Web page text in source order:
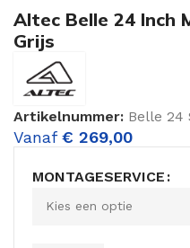
Altec Belle 24 Inch
Grijs
Artikelnummer: Belle 24
Vanaf € 269,00
MONTAGESERVICE